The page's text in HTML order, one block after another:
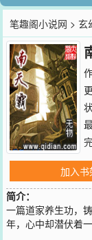
笔趣阁小说网 >玄
加入书
简介：
一篇道家养生功，
年，心中却潜伏着